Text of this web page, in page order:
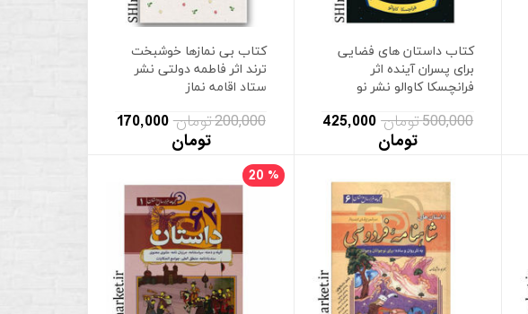
کتاب داستان های فضایی
برای پسران آینده اثر
فرانچسکا کاوالو نشر نو
500,000 تومان
425,000
تومان
کتاب بی نمازها خوشبخت
ترند اثر فاطمه دولتی نشر
ستاد اقامه نماز
200,000 تومان
170,000
تومان
20 %